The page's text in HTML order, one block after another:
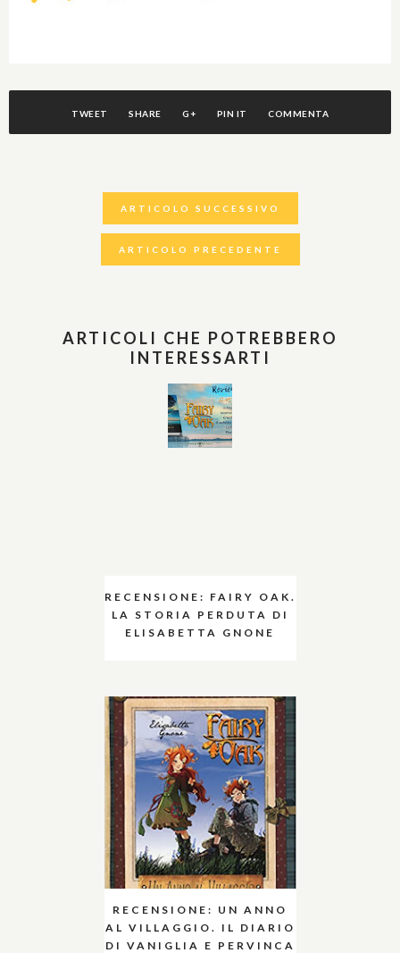
TWEET SHARE G+ PIN IT COMMENTA
ARTICOLO SUCCESSIVO
ARTICOLO PRECEDENTE
ARTICOLI CHE POTREBBERO
INTERESSARTI
RECENSIONE: FAIRY OAK.
LA STORIA PERDUTA DI
ELISABETTA GNONE
RECENSIONE: UN ANNO
AL VILLAGGIO. IL DIARIO
DI VANIGLIA E PERVINCA